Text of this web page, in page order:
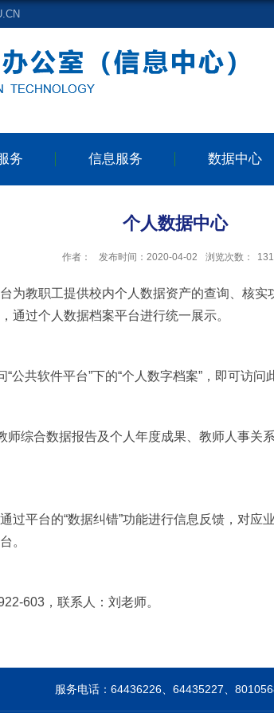
务 信息服务 数据中心
个人数据中心
作者： 发布时间：2020-04-02 浏览次数：
为教职工提供校内个人数据资产的查询、核
通过个人数据档案平台进行统一展示。
共软件平台”下的“个人数字档案”，即可访问
师综合数据报告及个人年度成果、教师人事
过平台的“数据纠错”功能进行信息反馈，对
。
603，联系人：刘老师。
服务电话：64436226、64435227、